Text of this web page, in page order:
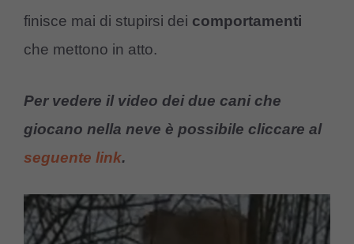
finisce mai di stupirsi dei comportamenti
che mettono in atto.
Per vedere il video dei due cani che
giocano nella neve è possibile cliccare al
seguente link.